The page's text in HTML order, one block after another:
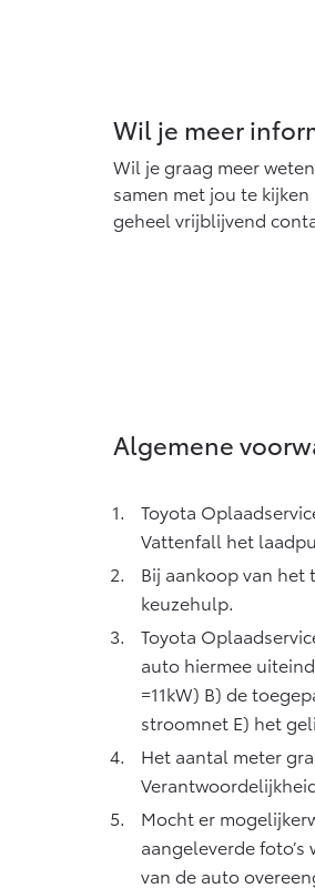
Wil je meer
Wil je graag meer
samen met jou te
geheel vrijblijvend
Algemene
Toyota
Vattenfall het
Bij aankoop van
keuzehulp.
Toyota
auto hiermee
=11kW) B) de
stroomnet E) het
Het aantal meter
Mocht er
aangeleverde
van de auto